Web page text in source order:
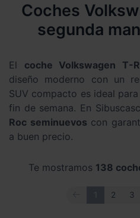
Coches
segunda
El coche Volkswagen T-
diseño moderno con un
SUV compacto es ideal
fin de semana. En
Roc seminuevos con
a buen precio.
Te mostramos 138
ANTERIOR
2 3